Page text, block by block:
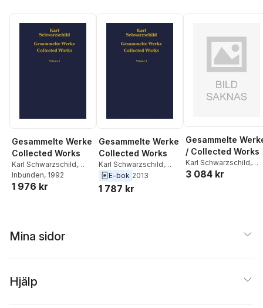
Gesammelte Werke
Collected Works
Karl Schwarzschild,
Hans-Heinrich Voigt
Inbunden, 1992
1 976 kr
Gesammelte Werke
Collected Works
Karl Schwarzschild,
Hans-Heinrich Voigt
E-bok 2013
1 787 kr
Gesammelte
/ Collected Works
Karl Schwarzschild,
Hans-Heinrich Voigt
3 084 kr
Mina sidor
Hjälp